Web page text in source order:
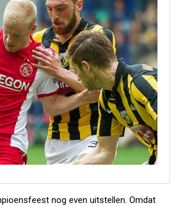
nog even uitstellen. Omdat